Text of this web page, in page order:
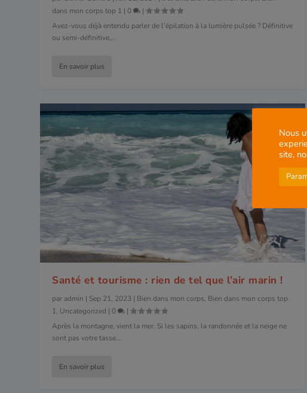
dans mon corps top 1 | 0
|
Avez-vous déjà entendu parler de l’épilation à la lumière pulsée ? Définitive
ou semi-définitive,...
En savoir plus
Santé et tourisme : rien de tel que l’air marin !
par admin | Sep 21, 2023 | Bien dans mon corps, Bien dans mon corps top
1, Uncategorized | 0
|
Après la montagne, vient la mer. Si les sapins, la randonnée et la neige ne
sont pas votre tasse...
En savoir plus
Nous
site,